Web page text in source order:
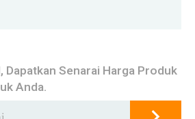
Dapatkan Senarai Harga Produk
Anda.